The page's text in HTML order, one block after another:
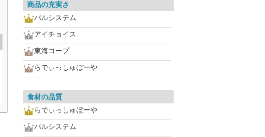
商品の充実さ
パルシステム
アイチョイス
東海コープ
らでぃっしゅぼーや
食材の品質
らでぃっしゅぼーや
パルシステム